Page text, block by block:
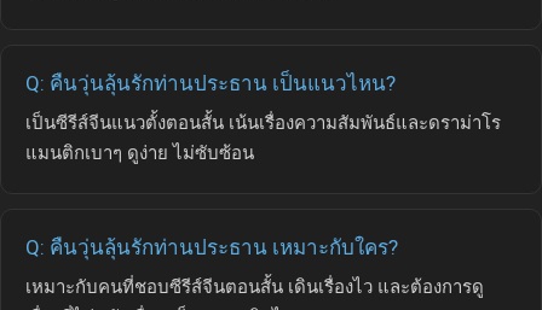
Q: คืนวุ่นลุ้นรักท่านประธาน เป็นแนวไหน?
เป็นซีรีส์จีนแนวตั้งตอนสั้น เน้นเรื่องความสัมพันธ์และดราม่าโร
แมนติกเบาๆ ดูง่าย ไม่ซับซ้อน
Q: คืนวุ่นลุ้นรักท่านประธาน เหมาะกับใคร?
เหมาะกับคนที่ชอบซีรีส์จีนตอนสั้น เดินเรื่องไว และต้องการดู